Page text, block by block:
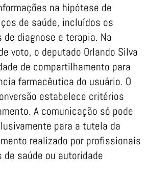
na hipótese de
de saúde, incluídos os
diagnose e terapia. Na
voto, o deputado Orlando Silva
de compartilhamento para
farmacêutica do usuário. O
estabelece critérios
A comunicação só pode
para a tutela da
realizado por profissionais
de saúde ou autoridade